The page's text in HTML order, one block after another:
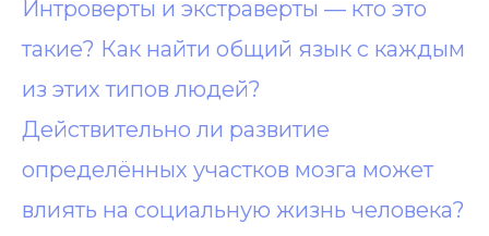
Интроверты и экстраверты — кто это
такие? Как найти общий язык с каждым
из этих типов людей?
Действительно ли развитие
определённых участков мозга может
влиять на социальную жизнь человека?